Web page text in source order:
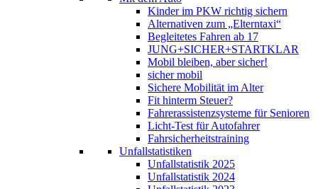
Kinder im PKW richtig sichern
Alternativen zum „Elterntaxi“
Begleitetes Fahren ab 17
JUNG+SICHER+STARTKLAR
Mobil bleiben, aber sicher!
sicher mobil
Sichere Mobilität im Alter
Fit hinterm Steuer?
Fahrerassistenzsysteme für Senioren
Licht-Test für Autofahrer
Fahrsicherheitstraining
Unfallstatistiken
Unfallstatistik 2025
Unfallstatistik 2024